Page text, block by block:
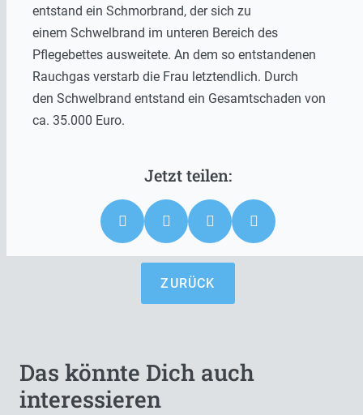
entstand ein Schmorbrand, der sich zu
einem Schwelbrand im unteren Bereich des
Pflegebettes ausweitete. An dem so entstandenen
Rauchgas verstarb die Frau letztendlich. Durch
den Schwelbrand entstand ein Gesamtschaden von
ca. 35.000 Euro.
ZURÜCK
Das könnte Dich auch
interessieren